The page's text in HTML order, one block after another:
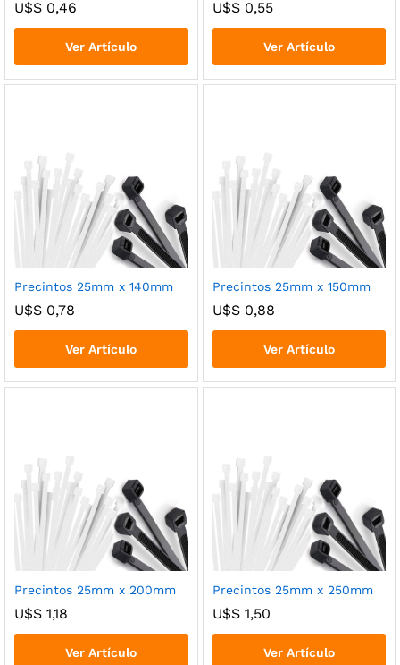
U$S 0,46
Ver Artículo
U$S0,55
Ver Artículo
Precintos 25mm x 140mm
U$S 0,78
Ver Artículo
Precintos 25mm x 150mm
U$S0,88
Ver Artículo
Precintos 25mm x 200mm
U$S 1,18
Ver Artículo
Precintos 25mm x 250mm
U$S1,50
Ver Artículo